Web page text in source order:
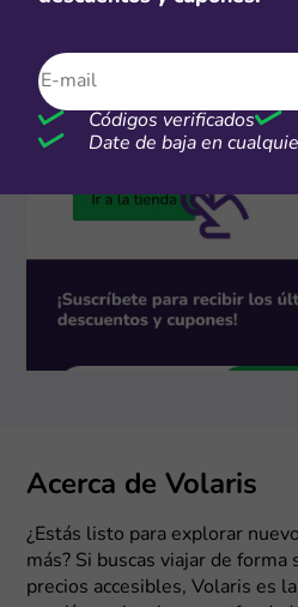
Acerca de Volaris
¿Estás listo para explorar
más? Si buscas viajar de forma
precios accesibles, Volaris es
Códigos verificados
Date de baja en